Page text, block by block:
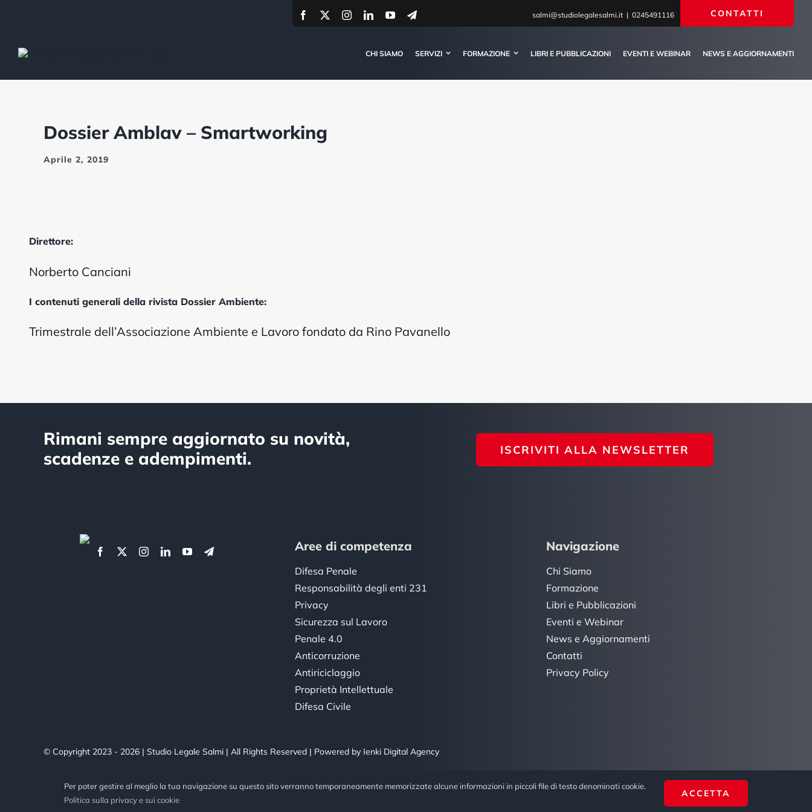
contenuto
salmi@studiolegalesalmi.it | 0245491116 CONTATTI
CHI SIAMO SERVIZI FORMAZIONE LIBRI E PUBBLICAZIONI EVENTI E WEBINAR NEWS E AGGIORNAMENTI
Dossier Amblav – Smartworking
Aprile 2, 2019
Direttore:
Norberto Canciani
I contenuti generali della rivista Dossier Ambiente:
Trimestrale dell’Associazione Ambiente e Lavoro fondato da Rino Pavanello
Rimani sempre aggiornato su novità,
scadenze e adempimenti.
ISCRIVITI ALLA NEWSLETTER
Aree di competenza
Difesa Penale
Responsabilità degli enti 231
Privacy
Sicurezza sul Lavoro
Penale 4.0
Anticorruzione
Antiriciclaggio
Proprietà Intellettuale
Difesa Civile
Navigazione
Chi Siamo
Formazione
Libri e Pubblicazioni
Eventi e Webinar
News e Aggiornamenti
Contatti
Privacy Policy
© Copyright 2023 - 2026 | Studio Legale Salmi | All Rights Reserved | Powered by Ienki Digital Agency
Per poter gestire al meglio la tua navigazione su questo sito verranno temporaneamente memorizzate alcune informazioni in piccoli file di testo denominati cookie.
Politica sulla privacy e sui cookie
ACCETTA